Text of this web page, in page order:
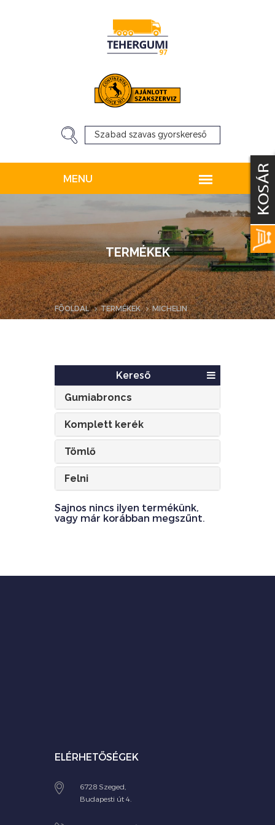
TERMÉKEK
FŐOLDAL TERMÉKEK MICHELIN
Kereső
Gumiabroncs
Komplett kerék
Tömlő
Felni
Sajnos nincs ilyen termékünk,
vagy már korábban megszűnt.
ELÉRHETŐSÉGEK
6728 Szeged,
Budapesti út 4.